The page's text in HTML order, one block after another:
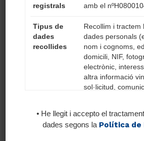
OFERIM:
Jornada completa
en torn de tardes).
Contracte indefinit.
Incorporació immediata.
segons conveni SISCAT.
registrals
amb el
Tipus de
dades
recollides
Recollim i tractem
dades personals
nom i cognoms,
domicili, NIF,
electrònic,
altra informació
sol·licitud,
“Treballa amb
socials, formularis
• He llegit i accepto el
dades segons la Política